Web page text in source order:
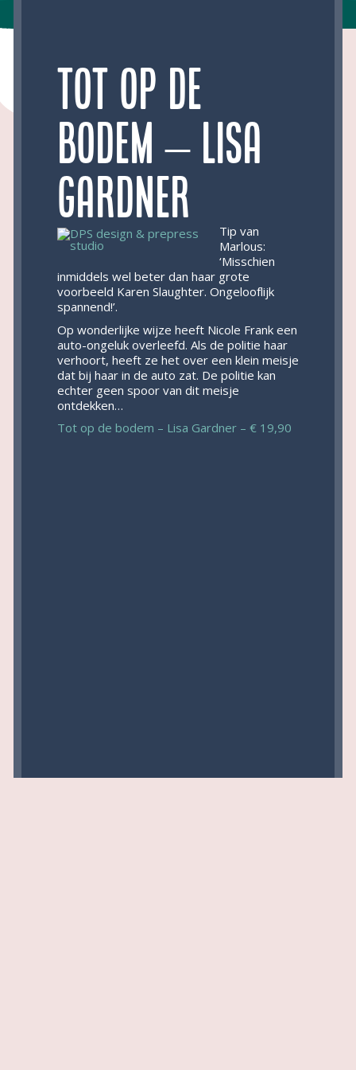
Tot op de
bodem – Lisa
Gardner
Tip van
Marlous:
‘Misschien
inmiddels wel beter dan haar grote
voorbeeld Karen Slaughter. Ongelooflijk
spannend!’.
Op wonderlijke wijze heeft Nicole Frank een
auto-ongeluk overleefd. Als de politie haar
verhoort, heeft ze het over een klein meisje
dat bij haar in de auto zat. De politie kan
echter geen spoor van dit meisje
ontdekken…
Tot op de bodem – Lisa Gardner – € 19,90